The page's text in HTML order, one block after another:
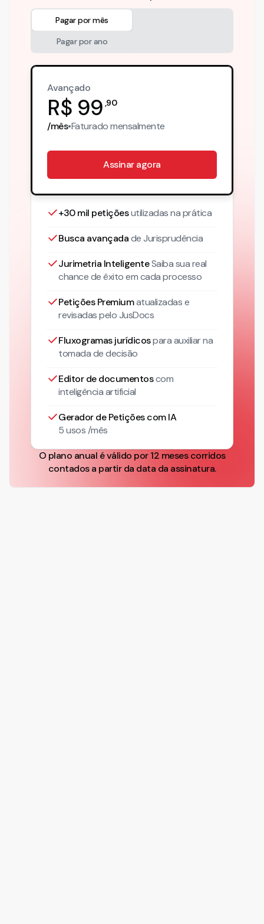
Pagar por mês
Pagar por ano
Avançado
R$ 99 ,90
/mês•Faturadomensalmente
Assinar agora
+30 mil petiçõesutilizadas na prática
Busca avançadade Jurisprudência
Jurimetria InteligenteSaiba sua real
chance de êxito em cada processo
Petições Premiumatualizadase
revisadas pelo JusDocs
Fluxogramas jurídicospara auxiliar na
tomada de decisão
Editor de documentoscom
inteligência artificial
Gerador de Petições com IA
5 usos /mês
O plano anual é válido por 12 meses corridos
contados a partir da data da assinatura.